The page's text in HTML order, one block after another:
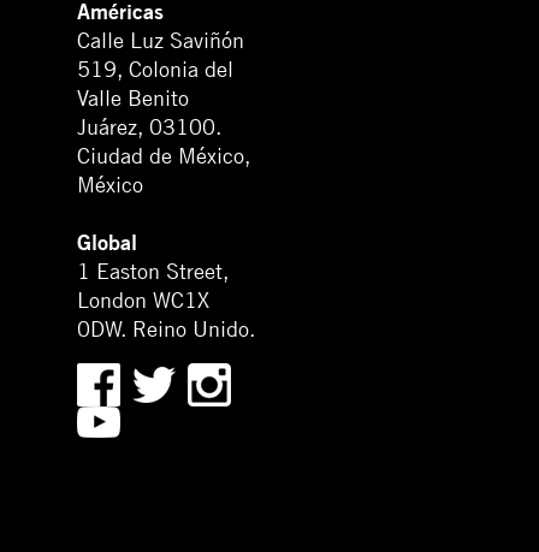
Américas
Calle Luz Saviñón
519, Colonia del
Valle Benito
Juárez, 03100.
Ciudad de México,
México
Global
1 Easton Street,
London WC1X
0DW. Reino Unido.